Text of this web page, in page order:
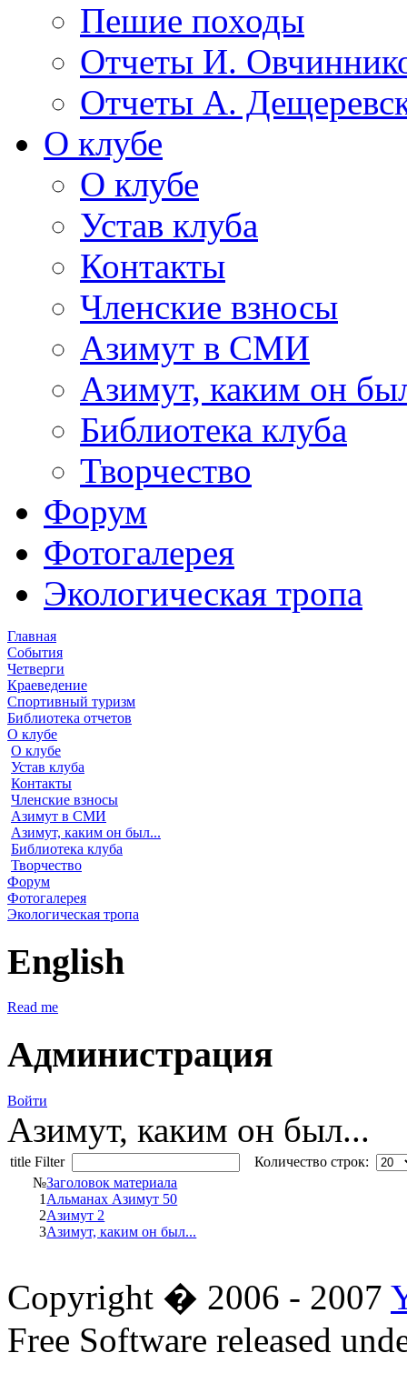
Пешие походы
Отчеты И.
Отчеты А.
О клубе
О клубе
Устав клуба
Контакты
Членские взносы
Азимут в СМИ
Азимут, каким он
Библиотека клуба
Творчество
Форум
Фотогалерея
Экологическая тропа
Главная
События
Четверги
Краеведение
Спортивный туризм
Библиотека отчетов
О клубе
О клубе
Устав клуба
Контакты
Членские взносы
Азимут в СМИ
Азимут, каким он был...
Библиотека клуба
Творчество
Форум
Фотогалерея
Экологическая тропа
English
Read me
Администрация
Войти
Азимут, каким он был...
title Filter
Количество строк:
№Заголовок материала
1 Альманах Азимут 50
2Азимут 2
3Азимут, каким он был...
Copyright � 2006 - 2007
Free Software released